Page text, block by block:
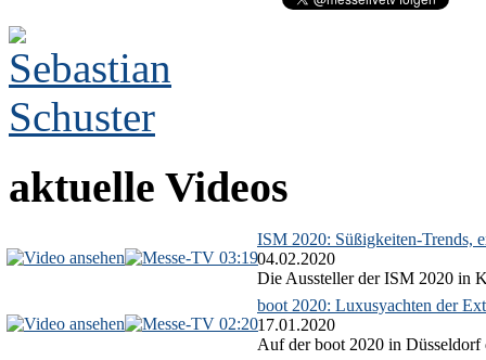
aktuelle Videos
03:19
ISM 2020: Süßigkeiten-Trends,
04.02.2020
Die Aussteller der ISM 2020 in
02:20
boot 2020: Luxusyachten der
17.01.2020
Auf der boot 2020 in Düsseldorf